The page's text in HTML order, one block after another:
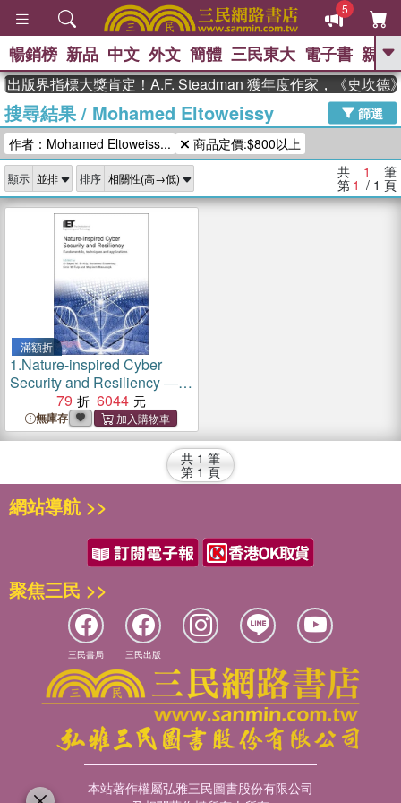
5
GO
熱搜： 東野圭吾 、 高希均教授回憶錄
、 The Odyssey 、 父親節 、 如果歷
史是一群喵 、 暑期推薦
獎 臺灣漫遊錄 、 方念華 、 台灣的李
登輝時代
數學女孩：黎曼猜想 、
偉大的迷走神經
暢銷榜 新品 中文 外文 簡體 三民東大 電子書 親子
版界指標大獎肯定！A.F. Steadman 獲年度作家，《史坎德
搜尋結果/ Mohamed Eltoweissy
篩選
作者：Mohamed Eltoweiss...
商品定價:$800以上
顯示 排序 共 1 筆
第 1 / 1 頁
滿額折
1.Nature-inspired Cyber
Security and Resiliency ―
Fundamentals, Techniques
and Applications
79 6044
無庫存
共 1 筆
第 1 頁
網站導航 >>
聚焦三民 >>
三民書局 三民出版
本站著作權屬弘雅三民圖書股份有限公司